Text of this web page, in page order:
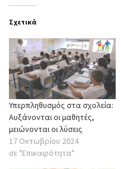
Σχετικά
Υπερπληθυσμός στα σχολεία:
Αυξάνονται οι μαθητές,
μειώνονται οι λύσεις
17 Οκτωβρίου 2024
σε "Επικαιρότητα"